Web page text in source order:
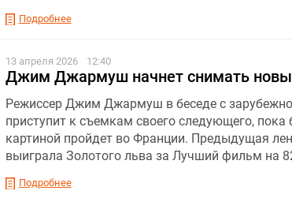
Подробнее
13 апреля 2026 12:40
Джим Джармуш начнет снимать
Режиссер Джим Джармуш в беседе с
приступит к съемкам своего следующего,
картиной пройдет во Франции. Предыдущая
выиграла Золотого льва за Лучший фильм на
Подробнее